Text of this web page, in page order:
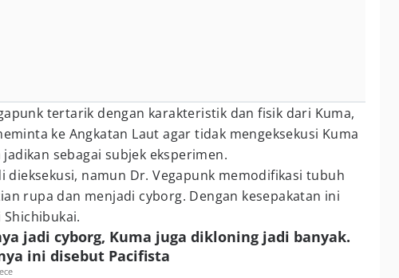
tertarik dengan karakteristik dan fisik dari Kuma,
ke Angkatan Laut agar tidak mengeksekusi Kuma
sebagai subjek eksperimen.
dieksekusi, namun Dr. Vegapunk memodifikasi tubuh
rupa dan menjadi cyborg. Dengan kesepakatan ini
jadi cyborg, Kuma juga dikloning jadi banyak.
ini disebut Pacifista